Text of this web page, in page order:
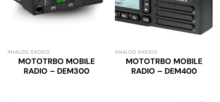
ANALOG RADIOS
MOTOTRBO MOBILE
RADIO – DEM300
ANALOG RADIOS
MOTOTRBO MOBILE
RADIO – DEM400